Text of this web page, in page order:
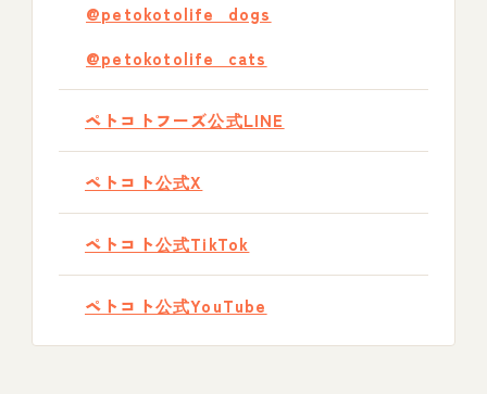
@petokotolife_dogs
@petokotolife_cats
ペトコトフーズ公式LINE
ペトコト公式X
ペトコト公式TikTok
ペトコト公式YouTube